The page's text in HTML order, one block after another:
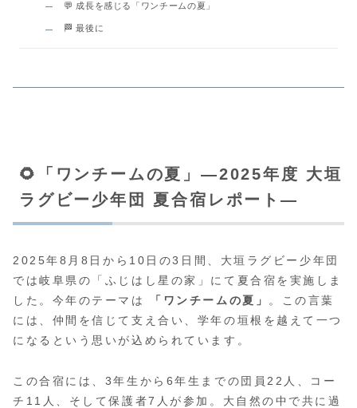
💬 成長を感じる「ワンチームの夏」
🏁 最後に
🌻「ワンチームの夏」—2025年度 大垣
ラグビー少年団 夏合宿レポート—
2025年8月8日から10日の3日間、大垣ラグビー少年団
では岐阜県の「ふじはし星の家」にて夏合宿を実施しま
した。今年のテーマは
「ワンチームの夏」 。この言葉
には、仲間を信じて支え合い、学年の垣根を越えて一つ
になるという思いが込められています。
この合宿には、3年生から6年生までの団員22人、コー
チ11人、そして保護者7人が参加。大自然の中で共に過